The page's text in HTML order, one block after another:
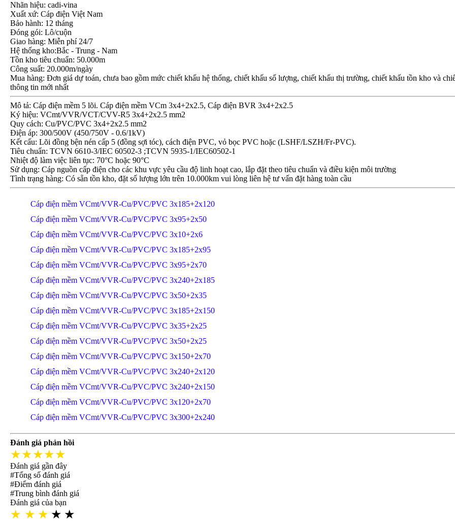
Nhãn hiệu: cadi-vina
Xuất xứ: Cáp điện Việt Nam
Bảo hành: 12 tháng
Đóng gói: Lô/cuộn
Giao hàng: Miễn phí 24/7
Hệ thống kho:Bắc - Trung - Nam
Tồn kho tiêu chuẩn: 50.000m
Công suất: 20.000m/ngày
Mua hàng: Đơn giá dự toán, chưa bao gồm mức chiết khấu hệ thống, chiết khấu số lượng, chiết khấu thị trường, chiết khấu tồn kho và
thông tin mới nhất
Mô tả: Cáp điện mềm 5 lõi. Cáp điện mềm VCm 3x4+2x2.5, Cáp điện BVR 3x4+2x2.5
Ký hiệu: VCmt/VVR/VCT/CVV-R5 3x4+2x2.5 mm2
Quy cách: Cu/PVC/PVC 3x4+2x2.5 mm2
Điện áp: 300/500V (450/750V - 0.6/1kV)
Kết cấu: Lõi đồng bện nén cấp 5 (đồng sợi tóc), cách điện PVC, vỏ bọc PVC hoặc (LSHF/LSZH/Fr-PVC).
Tiêu chuẩn: TCVN 6610-3/IEC 60502-3 ;TCVN 5935-1/IEC60502-1
Nhiệt độ làm việc liên tục: 70°C hoặc 90°C
Sử dụng: Cáp nguồn cấp điện cho các khu vực yêu cầu độ linh hoạt cao, lắp đặt theo tiêu chuẩn và điều kiện môi trường
Tình trạng hàng: Có sẵn tồn kho, đặt số lượng lớn trên 10.000km vui lòng liên hệ tư vấn đặt hàng toàn cầu
Cáp điện mềm VCmt/VVR-Cu/PVC/PVC 3x185+2x120
Cáp điện mềm VCmt/VVR-Cu/PVC/PVC 3x95+2x50
Cáp điện mềm VCmt/VVR-Cu/PVC/PVC 3x10+2x6
Cáp điện mềm VCmt/VVR-Cu/PVC/PVC 3x185+2x95
Cáp điện mềm VCmt/VVR-Cu/PVC/PVC 3x95+2x70
Cáp điện mềm VCmt/VVR-Cu/PVC/PVC 3x240+2x185
Cáp điện mềm VCmt/VVR-Cu/PVC/PVC 3x50+2x35
Cáp điện mềm VCmt/VVR-Cu/PVC/PVC 3x185+2x150
Cáp điện mềm VCmt/VVR-Cu/PVC/PVC 3x35+2x25
Cáp điện mềm VCmt/VVR-Cu/PVC/PVC 3x50+2x25
Cáp điện mềm VCmt/VVR-Cu/PVC/PVC 3x150+2x70
Cáp điện mềm VCmt/VVR-Cu/PVC/PVC 3x240+2x120
Cáp điện mềm VCmt/VVR-Cu/PVC/PVC 3x240+2x150
Cáp điện mềm VCmt/VVR-Cu/PVC/PVC 3x120+2x70
Cáp điện mềm VCmt/VVR-Cu/PVC/PVC 3x300+2x240
Đánh giá phản hồi
★★★★★
Đánh giá gần đây
#Tổng số đánh giá
#Điểm đánh giá
#Trung bình đánh giá
Đánh giá của bạn
★ ★ ★ ★ ★